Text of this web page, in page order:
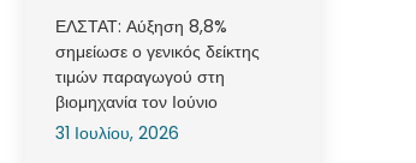
ΕΛΣΤΑΤ: Αύξηση 8,8%
σημείωσε ο γενικός δείκτης
τιμών παραγωγού στη
βιομηχανία τον Ιούνιο
31 Ιουλίου, 2026